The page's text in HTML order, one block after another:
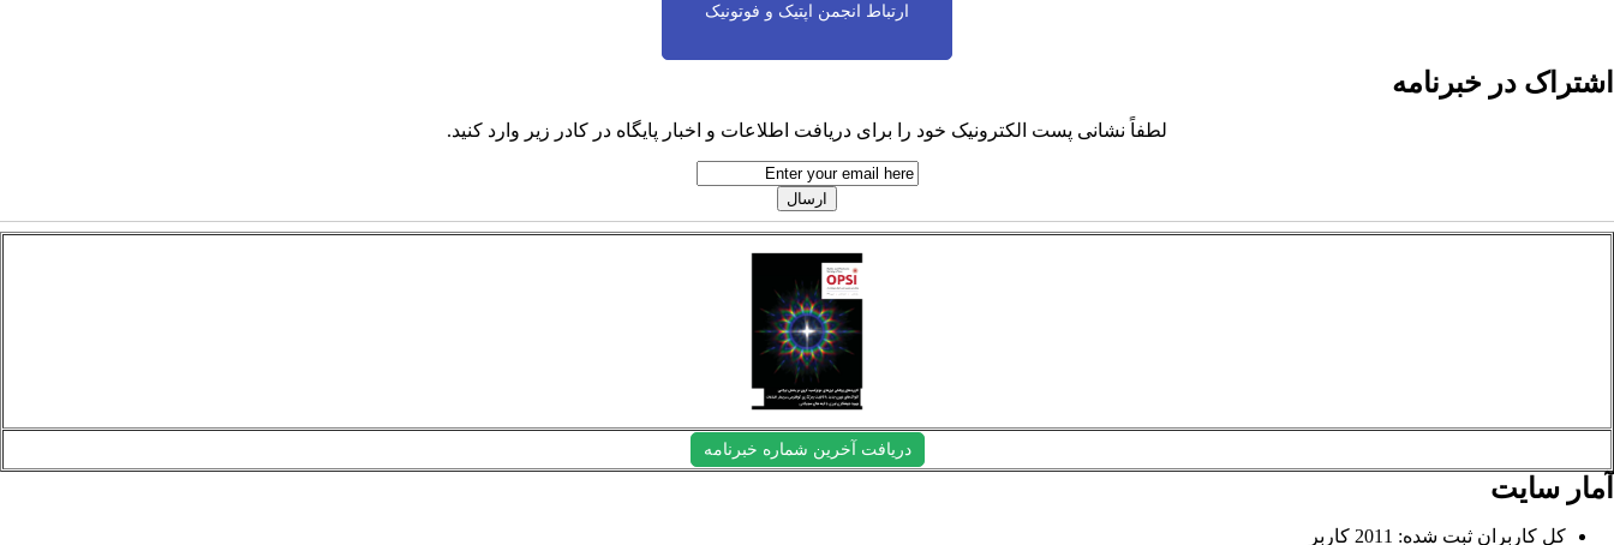
ارتباط انجمن اپتیک و فوتونیک
اشتراک در خبرنامه
لطفاً نشانی پست الکترونیک خود را برای دریافت اطلاعات و اخبار پایگاه در کادر زیر وارد کنید.
دریافت آخرین شماره خبرنامه
آمار سایت
کل کاربران ثبت شده: 2011 کاربر